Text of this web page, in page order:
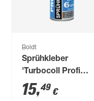
Boldt
Sprühkleber
'Turbocoll Profi
Werkstatt
TurboSPR' 400 ml
15,49 €